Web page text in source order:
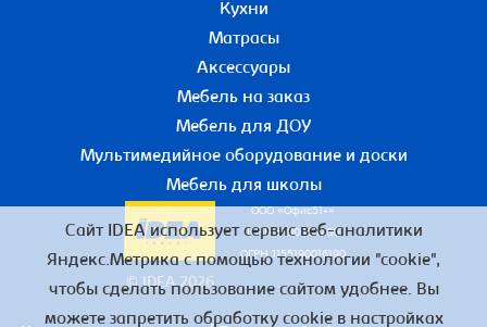
Кухни
Матрасы
Аксессуары
Мебель на заказ
Мебель для ДОУ
Мультимедийное оборудование и доски
Мебель для школы
© IDEA 2026
ООО «Офис51+»
ИНН 5190055780
ОГРН 1155190016190
Сайт IDEA использует сервис веб-аналитики
Яндекс.Метрика с помощью технологии "cookie",
чтобы сделать пользование сайтом удобнее. Вы
можете запретить обработку cookie в настройках